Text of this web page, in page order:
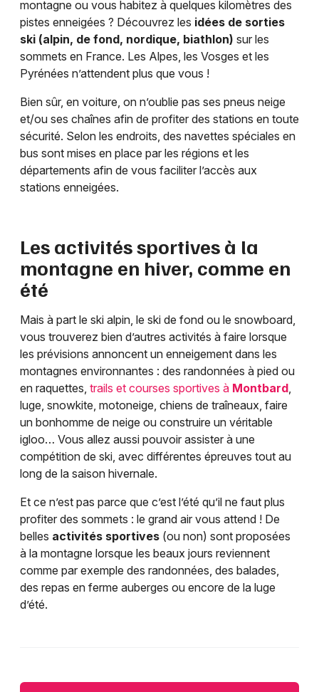
montagne ou vous habitez à quelques kilomètres des
pistes enneigées ? Découvrez les idées de sorties
ski (alpin, de fond, nordique, biathlon) sur les
sommets en France. Les Alpes, les Vosges et les
Pyrénées n’attendent plus que vous !
Bien sûr, en voiture, on n’oublie pas ses pneus neige
et/ou ses chaînes afin de profiter des stations en toute
sécurité. Selon les endroits, des navettes spéciales en
bus sont mises en place par les régions et les
départements afin de vous faciliter l’accès aux
stations enneigées.
Les activités sportives à la
montagne en hiver, comme en
été
Mais à part le ski alpin, le ski de fond ou le snowboard,
vous trouverez bien d’autres activités à faire lorsque
les prévisions annoncent un enneigement dans les
montagnes environnantes : des randonnées à pied ou
en raquettes, trails et courses sportives à Montbard,
luge, snowkite, motoneige, chiens de traîneaux, faire
un bonhomme de neige ou construire un véritable
igloo… Vous allez aussi pouvoir assister à une
compétition de ski, avec différentes épreuves tout au
long de la saison hivernale.
Et ce n’est pas parce que c’est l’été qu’il ne faut plus
profiter des sommets : le grand air vous attend ! De
belles activités sportives (ou non) sont proposées
à la montagne lorsque les beaux jours reviennent
comme par exemple des randonnées, des balades,
des repas en ferme auberges ou encore de la luge
d’été.